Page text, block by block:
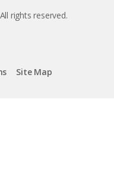
rights reserved.
Site Map